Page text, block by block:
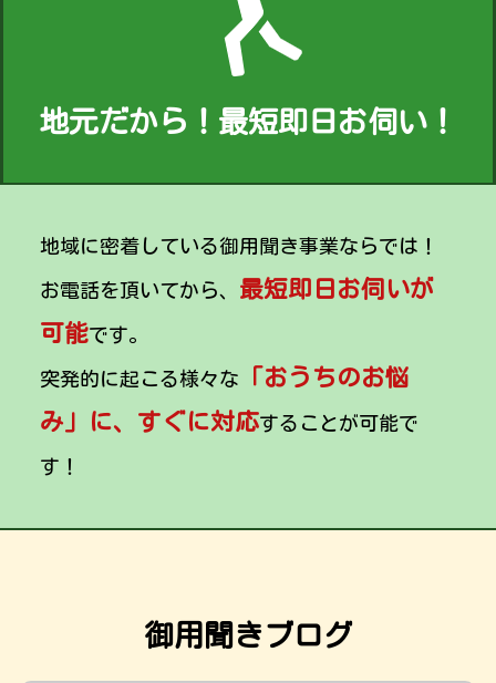
地元だから！最短即日お伺い！
地域に密着している御用聞き事業ならでは！
お電話を頂いてから、 最短即日お伺いが
可能です。
突発的に起こる様々な
「おうちのお悩
み」に、すぐに対応することが可能で
す！
御用聞きブログ